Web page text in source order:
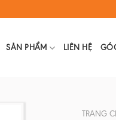
SẢN PHẨM LIÊN HỆ
TRANG